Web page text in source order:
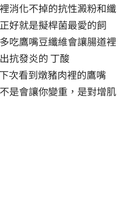
消化不掉的抗性澱粉和纖
好就是擬桿菌最愛的飼
吃鷹嘴豆纖維會讓腸道裡
抗發炎的 丁酸
次看到燉豬肉裡的鷹嘴
是會讓你變重，是對增肌